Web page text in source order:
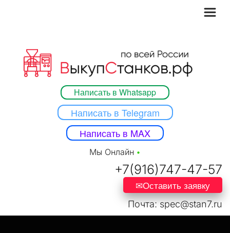
Написать в Whatsapp
Написать в Telegram
Написать в MAX
Мы Онлайн •
+7(916)747-47-57
✉Оставить заявку
Почта: spec@stan7.ru